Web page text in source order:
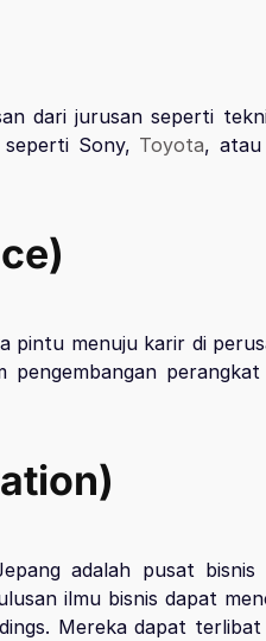
dari jurusan seperti
Sony, Toyota, atau
pintu menuju karir di
adalah pusat
ilmu bisnis dapat
Mereka dapat terlibat